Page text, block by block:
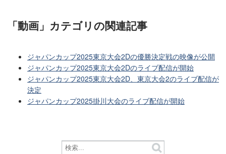
「動画」カテゴリの関連記事
ジャパンカップ2025東京大会2Dの優勝決定戦の映像が公開
ジャパンカップ2025東京大会2Dのライブ配信が開始
ジャパンカップ2025東京大会2D、東京大会2のライブ配信が
決定
ジャパンカップ2025掛川大会のライブ配信が開始